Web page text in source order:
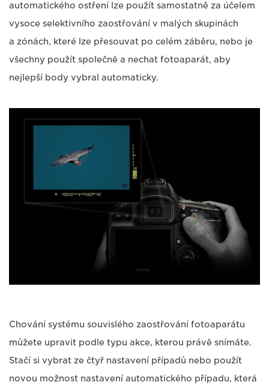
automatického ostření lze použít samostatně za účelem
vysoce selektivního zaostřování v malých skupinách
a zónách, které lze přesouvat po celém záběru, nebo je
všechny použít společně a nechat fotoaparát, aby
nejlepší body vybral automaticky.
Chování systému souvislého zaostřování fotoaparátu
můžete upravit podle typu akce, kterou právě snímáte.
Stačí si vybrat ze čtyř nastavení případů nebo použít
novou možnost nastavení automatického případu, která